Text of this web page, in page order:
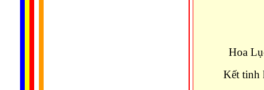
Hoa
Kết tinh